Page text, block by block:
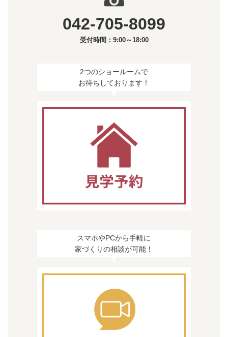
042-705-8099
受付時間：9:00～18:00
2つのショールームで
お待ちしております！
スマホやPCから手軽に
家づくりの相談が可能！